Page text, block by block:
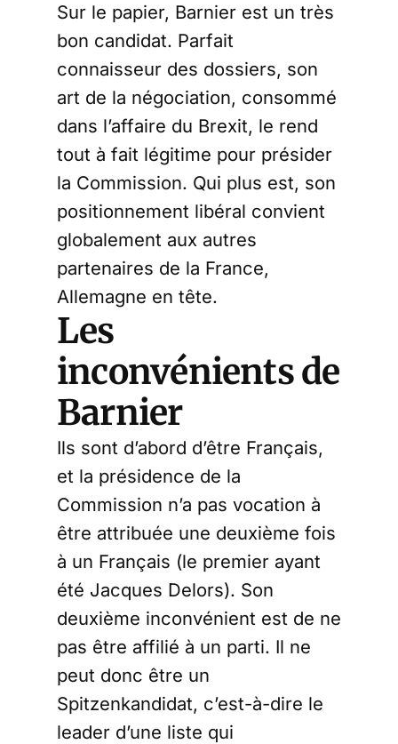
Sur le papier, Barnier est un très
bon candidat. Parfait
connaisseur des dossiers, son
art de la négociation, consommé
dans l’affaire du Brexit, le rend
tout à fait légitime pour présider
la Commission. Qui plus est, son
positionnement libéral convient
globalement aux autres
partenaires de la France,
Allemagne en tête.
Les
inconvénients de
Barnier
Ils sont d’abord d’être Français,
et la présidence de la
Commission n’a pas vocation à
être attribuée une deuxième fois
à un Français (le premier ayant
été Jacques Delors). Son
deuxième inconvénient est de ne
pas être affilié à un parti. Il ne
peut donc être un
Spitzenkandidat, c’est-à-dire le
leader d’une liste qui